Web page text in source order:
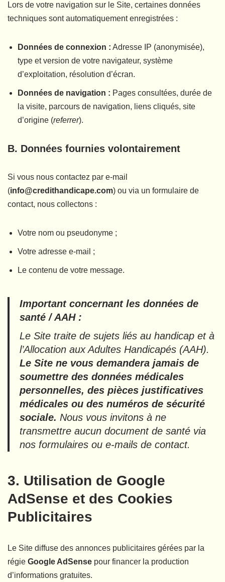
Lors de votre navigation sur le Site, certaines données
techniques sont automatiquement enregistrées :
Données de connexion : Adresse IP (anonymisée),
type et version de votre navigateur, système
d’exploitation, résolution d’écran.
Données de navigation : Pages consultées, durée de
la visite, parcours de navigation, liens cliqués, site
d’origine (referrer).
B. Données fournies volontairement
Si vous nous contactez par e-mail
(info@credithandicape.com) ou via un formulaire de
contact, nous collectons :
Votre nom ou pseudonyme ;
Votre adresse e-mail ;
Le contenu de votre message.
Important concernant les données de
santé / AAH :
Le Site traite de sujets liés au handicap et à
l’Allocation aux Adultes Handicapés (AAH).
Le Site ne vous demandera jamais de
soumettre des données médicales
personnelles, des pièces justificatives
médicales ou des numéros de sécurité
sociale. Nous vous invitons à ne
transmettre aucun document de santé via
nos formulaires ou e-mails de contact.
3. Utilisation de Google
AdSense et des Cookies
Publicitaires
Le Site diffuse des annonces publicitaires gérées par la
régie Google AdSense pour financer la production
d’informations gratuites.